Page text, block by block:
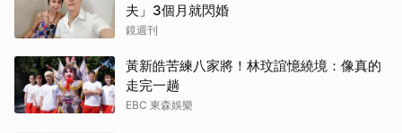
夫」3個月就閃婚
鏡週刊
黃新皓苦練八家將！林玟誼憶繞境：像真的
走完一趟
EBC 東森娛樂